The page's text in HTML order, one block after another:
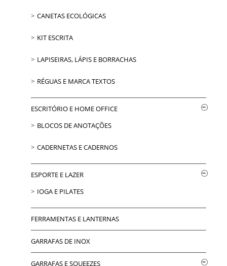
CANETAS ECOLÓGICAS
KIT ESCRITA
LAPISEIRAS, LÁPIS E BORRACHAS
RÉGUAS E MARCA TEXTOS
ESCRITÓRIO E HOME OFFICE
BLOCOS DE ANOTAÇÕES
CADERNETAS E CADERNOS
ESPORTE E LAZER
IOGA E PILATES
FERRAMENTAS E LANTERNAS
GARRAFAS DE INOX
GARRAFAS E SQUEEZES